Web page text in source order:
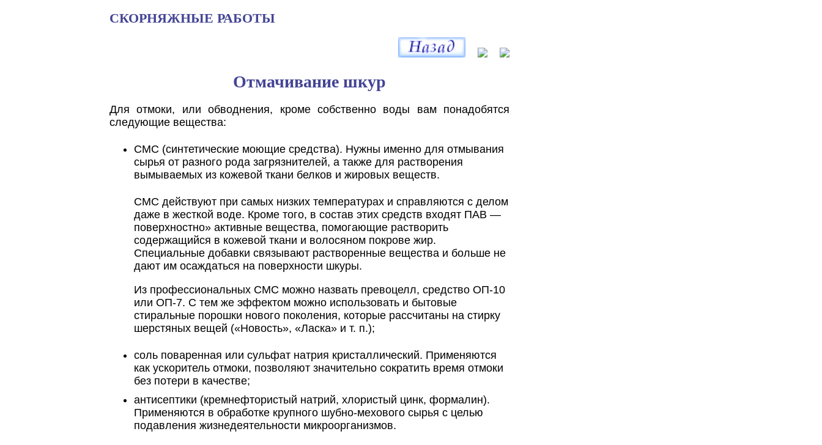
СКОРНЯЖНЫЕ РАБОТЫ
Отмачивание шкур
Для отмоки, или обводнения, кроме собственно воды вам понадобятся
следующие вещества:
СМС (синтетические моющие средства). Нужны именно для отмывания
сырья от разного рода загрязнителей, а также для растворения
вымываемых из кожевой ткани белков и жировых веществ.
СМС действуют при самых низких температурах и справляются с делом
даже в жесткой воде. Кроме того, в состав этих средств входят ПАВ —
поверхностно» активные вещества, помогающие растворить
содержащийся в кожевой ткани и волосяном покрове жир.
Специальные добавки связывают растворенные вещества и больше не
дают им осаждаться на поверхности шкуры.
Из профессиональных СМС можно назвать превоцелл, средство ОП-10
или ОП-7. С тем же эффектом можно использовать и бытовые
стиральные порошки нового поколения, которые рассчитаны на стирку
шерстяных вещей («Новость», «Ласка» и т. п.);
соль поваренная или сульфат натрия кристаллический. Применяются
как ускоритель отмоки, позволяют значительно сократить время отмоки
без потери в качестве;
антисептики (кремнефтористый натрий, хлористый цинк, формалин).
Применяются в обработке крупного шубно-мехового сырья с целью
подавления жизнедеятельности микроорганизмов.